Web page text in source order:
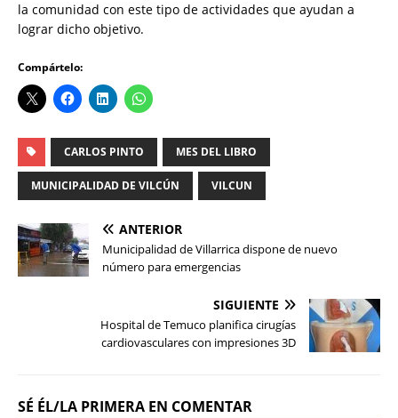
la comunidad con este tipo de actividades que ayudan a
lograr dicho objetivo.
Compártelo:
CARLOS PINTO MES DEL LIBRO
MUNICIPALIDAD DE VILCÚN VILCUN
ANTERIOR
Municipalidad de Villarrica dispone de nuevo
número para emergencias
SIGUIENTE
Hospital de Temuco planifica cirugías
cardiovasculares con impresiones 3D
SÉ ÉL/LA PRIMERA EN COMENTAR